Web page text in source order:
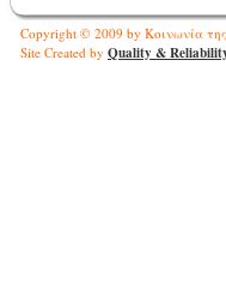
Copyright © 2009 by Κοινωνία
Site Created by Quality &